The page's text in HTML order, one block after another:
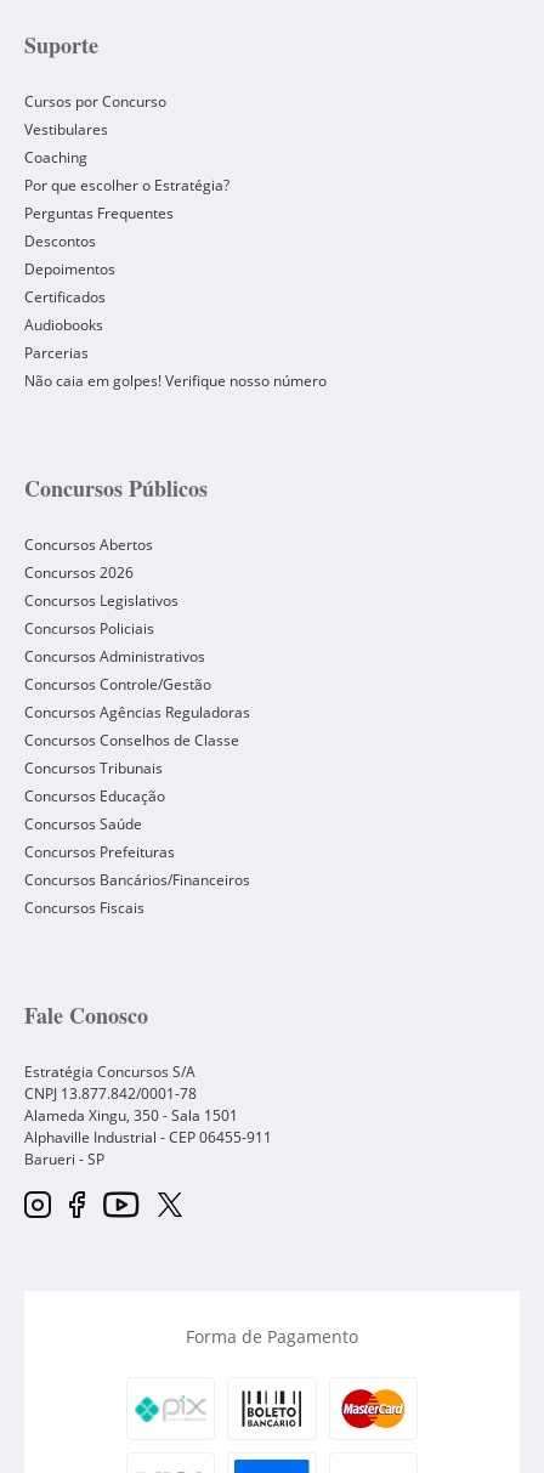
Suporte
Cursos por Concurso
Vestibulares
Coaching
Por que escolher o Estratégia?
Perguntas Frequentes
Descontos
Depoimentos
Certificados
Audiobooks
Parcerias
Não caia em golpes! Verifique nosso número
Concursos Públicos
Concursos Abertos
Concursos 2026
Concursos Legislativos
Concursos Policiais
Concursos Administrativos
Concursos Controle/Gestão
Concursos Agências Reguladoras
Concursos Conselhos de Classe
Concursos Tribunais
Concursos Educação
Concursos Saúde
Concursos Prefeituras
Concursos Bancários/Financeiros
Concursos Fiscais
Fale Conosco
Estratégia Concursos S/A
CNPJ 13.877.842/0001-78
Alameda Xingu, 350 - Sala 1501
Alphaville Industrial - CEP06455-911
Barueri -SP
Forma de Pagamento